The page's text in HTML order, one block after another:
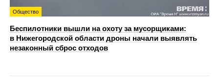
Общество
Беспилотники вышли на охоту за мусорщиками:
в Нижегородской области дроны начали выявлять
незаконный сброс отходов